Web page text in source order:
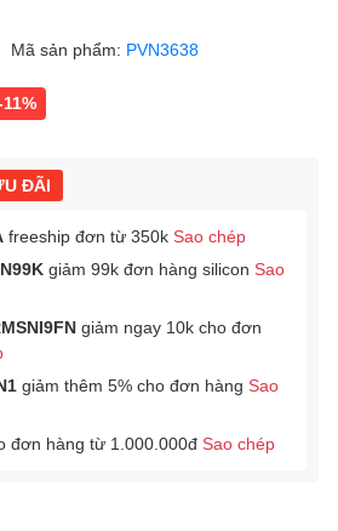
Mã sản phẩm: PVN3638
11%
ĐÃI
freeship đơn từ 350k Sao chép
giảm 99k đơn hàng silicon Sao
giảm ngay 10k cho đơn
giảm thêm 5% cho đơn hàng Sao
đơn hàng từ 1.000.000đ Sao chép